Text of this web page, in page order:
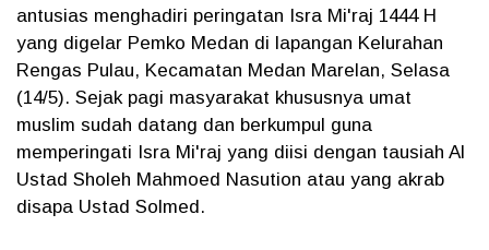
antusias menghadiri peringatan Isra Mi'raj 1444 H
yang digelar Pemko Medan di lapangan Kelurahan
Rengas Pulau, Kecamatan Medan Marelan, Selasa
(14/5). Sejak pagi masyarakat khususnya umat
muslim sudah datang dan berkumpul guna
memperingati Isra Mi'raj yang diisi dengan tausiah Al
Ustad Sholeh Mahmoed Nasution atau yang akrab
disapa Ustad Solmed.